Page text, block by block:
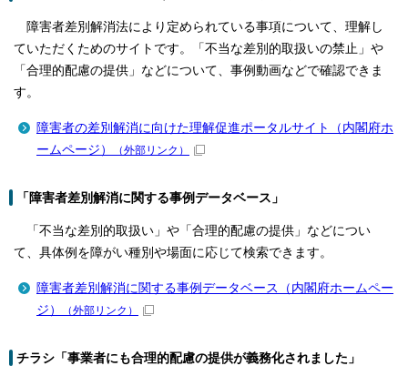
障害者差別解消法により定められている事項について、理解し
ていただくためのサイトです。「不当な差別的取扱いの禁止」や
「合理的配慮の提供」などについて、事例動画などで確認できま
す。
障害者の差別解消に向けた理解促進ポータルサイト（内閣府ホ
ームページ）
（外部リンク）
「障害者差別解消に関する事例データベース」
「不当な差別的取扱い」や「合理的配慮の提供」などについ
て、具体例を障がい種別や場面に応じて検索できます。
障害者差別解消に関する事例データベース（内閣府ホームペー
ジ）
（外部リンク）
チラシ「事業者にも合理的配慮の提供が義務化されました」